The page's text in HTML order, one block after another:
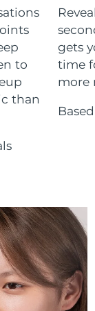
to
than
gets
time
more
Gel8/15/26
czas dostawy
8/11/26
czas dostawy
czas dostawy
8/9/26
czas dostawy
8/11/26
czas dostawy
8/13/26